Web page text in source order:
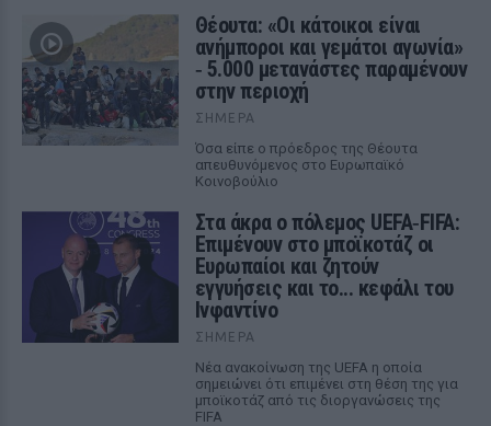
Θέουτα: «Οι κάτοικοι είναι
ανήμποροι και γεμάτοι αγωνία»
‑ 5.000 μετανάστες παραμένουν
στην περιοχή
ΣΉΜΕΡΑ
Όσα είπε ο πρόεδρος της Θέουτα
απευθυνόμενος στο Ευρωπαϊκό
Κοινοβούλιο
Στα άκρα ο πόλεμος UEFA‑FIFA:
Επιμένουν στο μποϊκοτάζ οι
Ευρωπαίοι και ζητούν
εγγυήσεις και το... κεφάλι του
Ινφαντίνο
ΣΉΜΕΡΑ
Νέα ανακοίνωση της UEFA η οποία
σημειώνει ότι επιμένει στη θέση της για
μποϊκοτάζ από τις διοργανώσεις της
FIFA